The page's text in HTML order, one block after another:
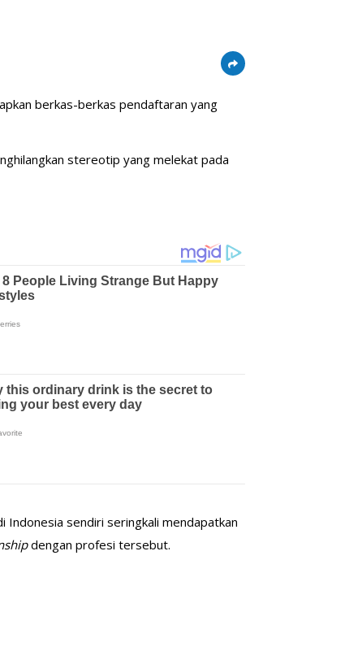
berkas-berkas pendaftaran yang
stereotip yang melekat pada
Indonesia sendiri seringkali mendapatkan
dengan profesi tersebut.